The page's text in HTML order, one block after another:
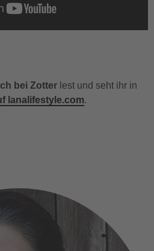
bei Zotter lest und seht ihr in
lanalifestyle.com.